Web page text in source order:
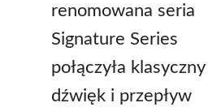
renomowana seria
Signature Series
połączyła klasyczny
dźwięk i przepływ